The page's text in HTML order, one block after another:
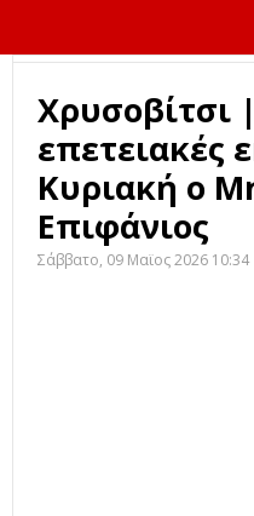
Χρυσοβίτσι
επετειακές
Κυριακή ο
Επιφάνιος
Σάββατο, 09 Μαϊος 2026 10:34